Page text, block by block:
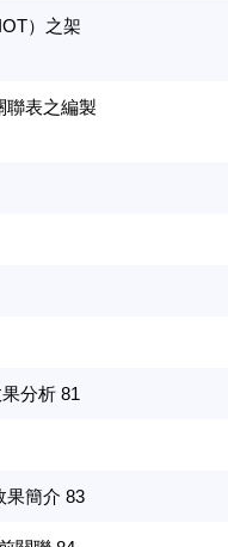
）之架
表之編製
分析 81
果簡介 83